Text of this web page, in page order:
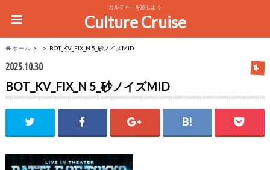
カルチャーを旅しよう
Culture Cruise
ホーム BOT_KV_FIX_N 5_砂ノイズMID
2025.10.30
BOT_KV_FIX_N 5_砂ノイズMID